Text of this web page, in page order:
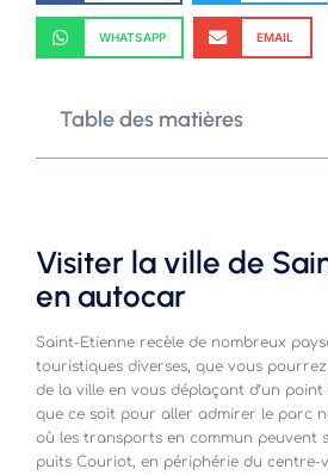
WHATSAPP EMAIL
Table des matières
Visiter la ville de
en autocar
Saint-Etienne recèle de nombreux
touristiques diverses, que vous
de la ville en vous déplaçant d’un
que ce soit pour aller admirer le parc
où les transports en commun peuvent
puits Couriot, en périphérie du centre-